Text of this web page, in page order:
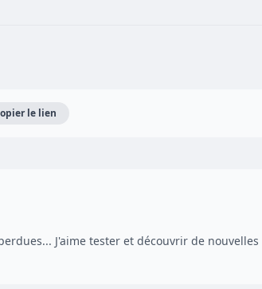
le lien
J'aime tester et découvrir de nouvelles